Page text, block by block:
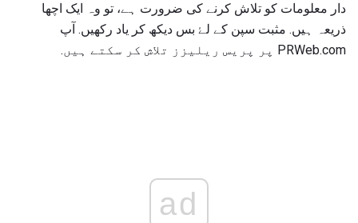
دار معلومات کو تلاش کرنے کی ضرورت ہے، تو وہ ایک اچھا
ذریعہ ہیں. مثبت سپن کے لۓ بس دیکھ کر یاد رکھیں. آپ
PRWeb.com پر پریس ریلیزز تلاش کر سکتے ہیں.
ad